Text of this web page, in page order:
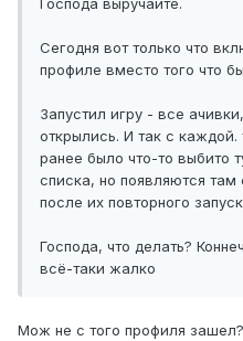
Господа выручайте.
Сегодня вот только что
профиле вместо того что
Запустил игру - все
открылись. И так с каждой.
ранее было что-то выбито
списка, но появляются
после их повторного
Господа, что делать?
всё-таки жалко
Мож не с того профиля зашел?